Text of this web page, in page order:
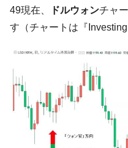
『Money1』
韓国「信用
落！
『Money1』
韓国K9専
兵器「K10」が改良に乗り
『Money1』
韓国「2026
体だけで410億ドル、輸出
『Money1』
韓国･李在
や、若者に起業させよう
49現在、
ドルウォンチャ
す（チャートは『